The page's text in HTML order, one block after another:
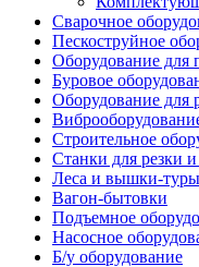
Сварочное
Пескоструйное
Оборудование для
Буровое
Оборудование для
Строительное
Станки для резки
Леса и вышки-туры
Вагон-бытовки
Подъемное
Насосное
Б/у оборудование